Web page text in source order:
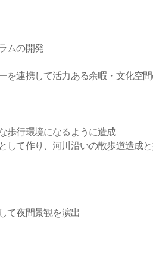
ムの開発
を連携して活力ある余暇・文化空
歩行環境になるように造成
て作り、河川沿いの散歩道造成
て夜間景観を演出